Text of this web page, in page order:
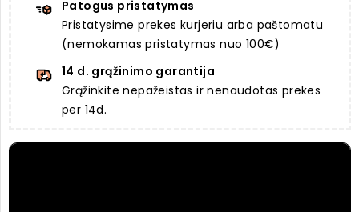
Patogus pristatymas
Pristatysime prekes kurjeriu arba paštomatu
(nemokamas pristatymas nuo 100€)
14 d. grąžinimo garantija
Grąžinkite nepažeistas ir nenaudotas prekes
per 14d.